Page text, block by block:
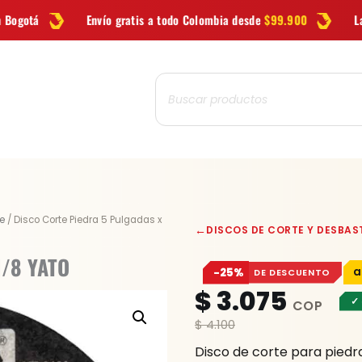
gratis a todo Colombia desde$99.900 Las mejores marcas
Búsqueda
de
productos
/ Disco Corte Piedra 5 Pulgadas x
YATO
←DISCOS DE CORTE Y
−25% DE DESCUENTO
$4.100
$3.075 ✓
Disco de corte para
Corte
Piedra
Pulgadas
x